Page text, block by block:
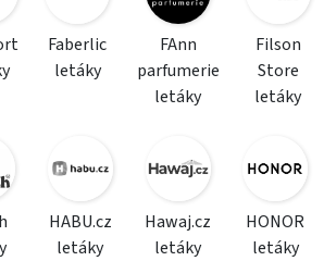
Faberlic
letáky
FAnn
parfumerie
letáky
Filson
Store
letáky
HABU.cz
letáky
Hawaj.cz
letáky
HONOR
letáky